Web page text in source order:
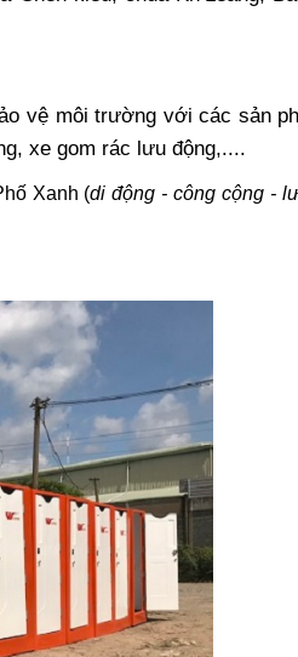
vệ môi trường với các sản
xe gom rác lưu động,....
Xanh (di động - công cộng -
Giá
-20%
Di
UY TÍN